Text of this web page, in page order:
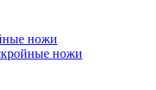
ножи
ножи